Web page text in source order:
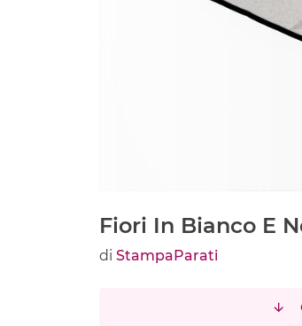
Fiori In Bianco E
di StampaParati